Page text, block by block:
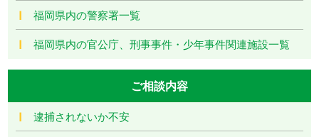
福岡県内の警察署一覧
福岡県内の官公庁、刑事事件・少年事件関連施設一覧
ご相談内容
逮捕されないか不安